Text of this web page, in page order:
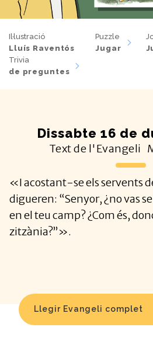
Il·lustració
Lluís Raventós
Puzzle
Jugar
Trivia
de preguntes
Dissabte 16 de
Text de l'Evangeli
«I acostant-se els servents
digueren: “Senyor, ¿no vas
en el teu camp? ¿Com és,
zitzània?”».
Llegir Evangeli complet